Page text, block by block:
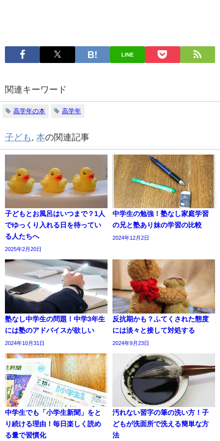
LINE
関連キーワード
高学年の本 高学年
子ども , 本の関連記事
子どもとお風呂はいつまで？1人
でゆっくり入れる日を待ってい
る人たちへ
2025年2月20日
中学生の勉強！塾なし家庭学習
の兄と塾あり妹の学習の比較
2024年12月2日
塾なし中学生の問題！中学3年生
には塾のアドバイスが欲しい
2024年10月31日
反抗期かも？ふてくされた態度
には淡々と接して対処する
2024年9月23日
中学生でも「小学生新聞」をと
り続ける理由！毎日楽しく読め
る量で習慣化
汚れない習字の筆の洗い方！子
どもが洗面所で洗える簡単な方
法